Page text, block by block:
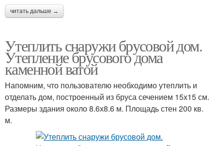
читать дальше →
Утеплить снаружи брусовой дом.
Утепление брусового дома
каменной ватой
Напомним, что пользователю необходимо утеплить и
отделать дом, построенный из бруса сечением 15х15 см.
Размеры здания около 8.6х8.6 м. Площадь стен 200 кв.
м.